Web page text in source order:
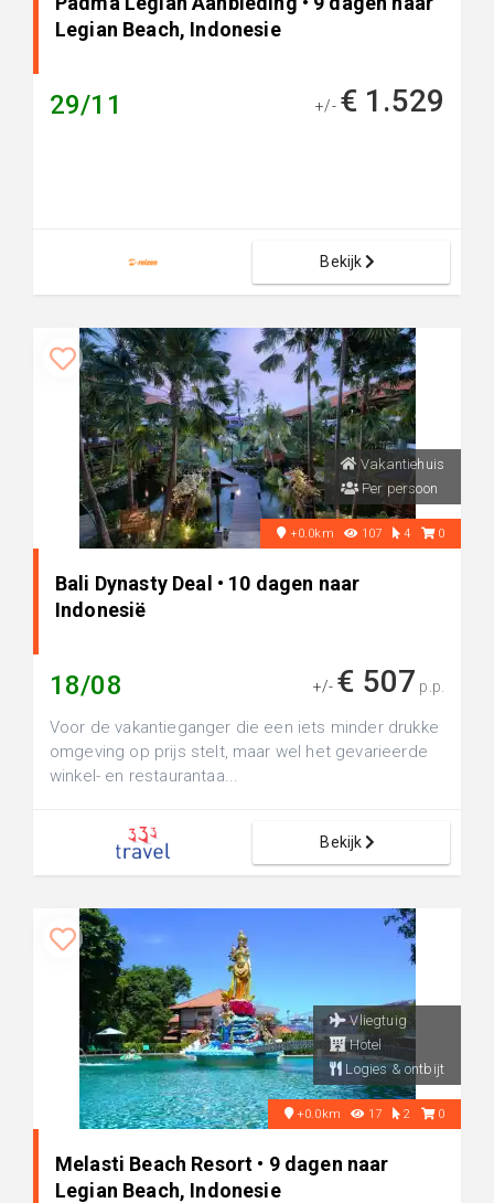
Legian Beach, Indonesie
29/11 +/- € 1.529
Bekijk
Vakantiehuis
Per persoon
+0.0km 107 4 0
Bali Dynasty Deal • 10 dagen naar
Indonesië
18/08 +/- € 507 p.p.
Voor de vakantieganger die een iets minder drukke
omgeving op prijs stelt, maar wel het gevarieerde
winkel- en restaurantaa...
Bekijk
Vliegtuig
Hotel
Logies & ontbijt
+0.0km 17 2 0
Melasti Beach Resort • 9 dagen naar
Legian Beach, Indonesie